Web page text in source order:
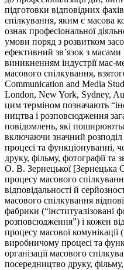
підготовки відповідних
спілкування, яким є масова
ознак професіональної
умови поряд з розвитком
ефективний зв’язок з
виникненням індустрії мас-
масового спілкування,
Communication and Media
London, New York, Sydney,
цим терміном позначають
ництва і розповсюдження
пові­домлень, які
включаючи знач­ний
процесі та функціо­ну­ванні,
друку, фільму, фотографії та
О. В. Зернецької [Зернецька
процесу масового
відповідальності й
масового спілкування
фабрики (“інституалізовані
розповсюджен­ня”) і кожен
процесу масової ко­му­нікації
виробничому процесі та
організації масового
посередництво друку,